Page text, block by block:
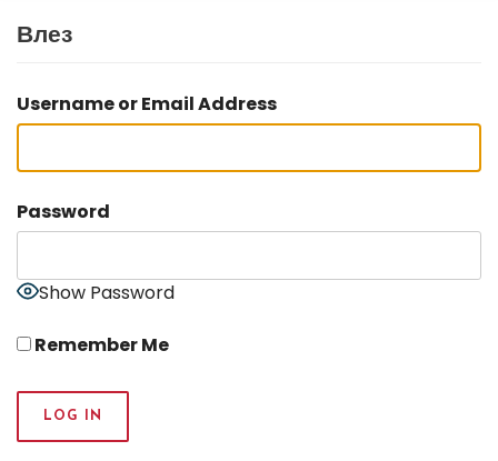
Влез
Username or Email Address
Password
Show Password
Remember Me